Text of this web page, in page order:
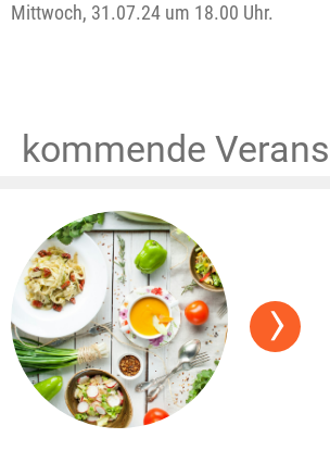
Mittwoch, 31.07.24 um 18.00 Uhr.
kommende